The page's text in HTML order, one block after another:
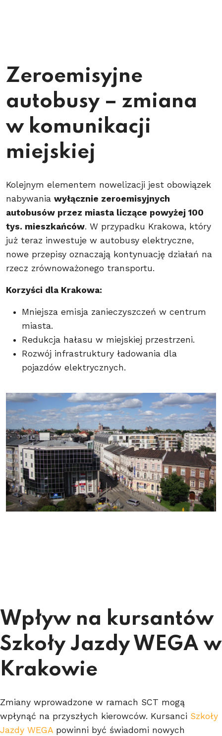
Zeroemisyjne
autobusy – zmiana
w komunikacji
miejskiej
Kolejnym elementem nowelizacji jest obowiązek
nabywania wyłącznie zeroemisyjnych
autobusów przez miasta liczące powyżej 100
tys. mieszkańców. W przypadku Krakowa, który
już teraz inwestuje w autobusy elektryczne,
nowe przepisy oznaczają kontynuację działań na
rzecz zrównoważonego transportu.
Korzyści dla Krakowa:
Mniejsza emisja zanieczyszczeń w centrum
miasta.
Redukcja hałasu w miejskiej przestrzeni.
Rozwój infrastruktury ładowania dla
pojazdów elektrycznych.
Wpływ na kursantów
Szkoły Jazdy WEGA w
Krakowie
Zmiany wprowadzone w ramach SCT mogą
wpłynąć na przyszłych kierowców. Kursanci Szkoły
Jazdy WEGA powinni być świadomi nowych